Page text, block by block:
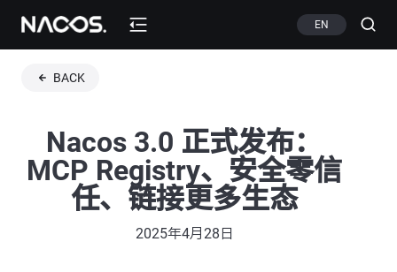
EN
BACK
Nacos 3.0 正式发布：
MCP Registry、安全零信
任、链接更多生态
2025年4月28日